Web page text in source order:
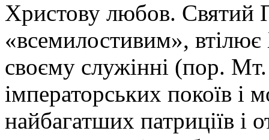
Христову любов. Святий
«всемилостивим»,
своєму служінні (пор.
імператорських покоїв і
найбагатших патриціїв і